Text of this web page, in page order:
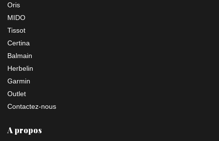
Oris
MIDO
Tissot
Certina
Balmain
Herbelin
Garmin
Outlet
Contactez-nous
A propos